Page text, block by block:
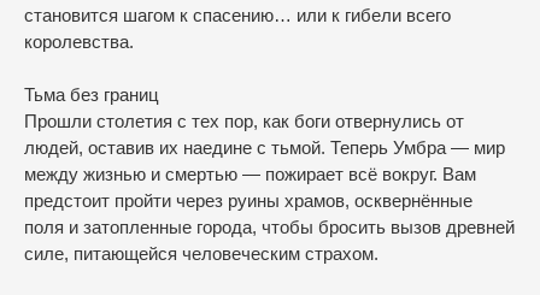
становится шагом к спасению… или к гибели всего
королевства.
Тьма без границ
Прошли столетия с тех пор, как боги отвернулись от
людей, оставив их наедине с тьмой. Теперь Умбра — мир
между жизнью и смертью — пожирает всё вокруг. Вам
предстоит пройти через руины храмов, осквернённые
поля и затопленные города, чтобы бросить вызов древней
силе, питающейся человеческим страхом.